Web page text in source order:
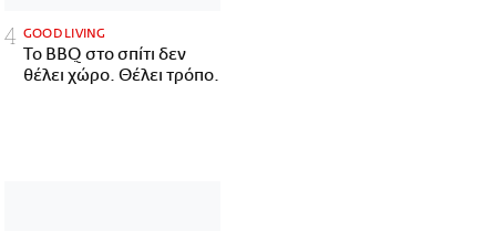
GOOD LIVING
Το BBQ στο σπίτι δεν
θέλει χώρο. Θέλει τρόπο.